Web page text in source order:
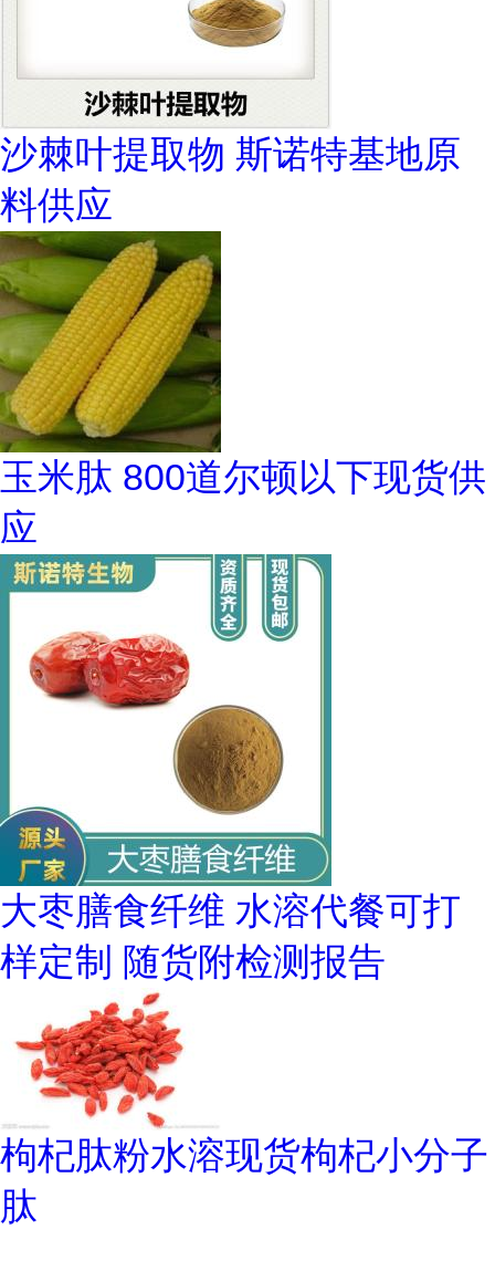
沙棘叶提取物 斯诺特基地原
料供应
玉米肽 800道尔顿以下现货供
应
大枣膳食纤维 水溶代餐可打
样定制 随货附检测报告
枸杞肽粉水溶现货枸杞小分子
肽